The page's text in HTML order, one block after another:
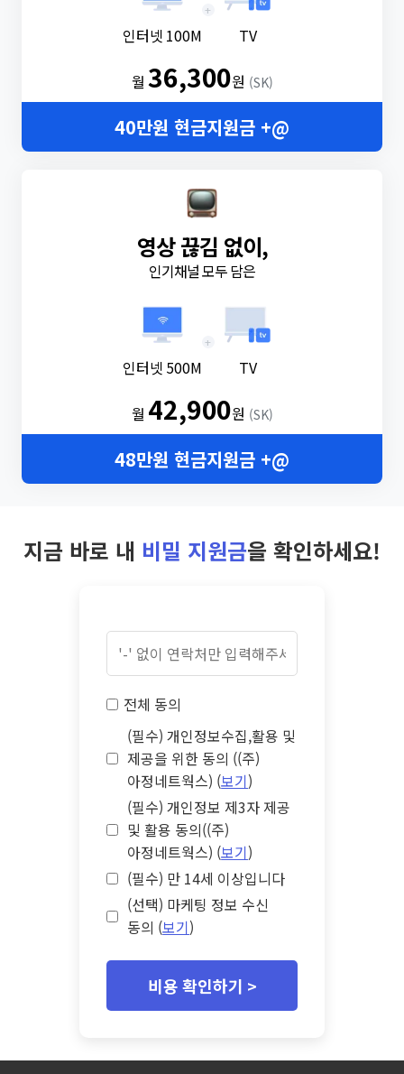
인터넷 100M
+
TV
월36,300원 (SK)
40만원 현금지원금 +@
영상 끊김 없이,
인기채널 모두 담은
인터넷 500M
+
TV
월 42,900원 (SK)
48만원 현금지원금 +@
지금 바로 내 비밀 지원금을 확인하세요!
전체 동의
(필수) 개인정보수집,활용 및
제공을 위한 동의 ((주)
아정네트웍스) (보기)
(필수) 개인정보 제3자 제공
및 활용 동의((주)
아정네트웍스) (보기)
(필수) 만 14세 이상입니다
(선택) 마케팅 정보 수신
동의 (보기)
비용 확인하기 >